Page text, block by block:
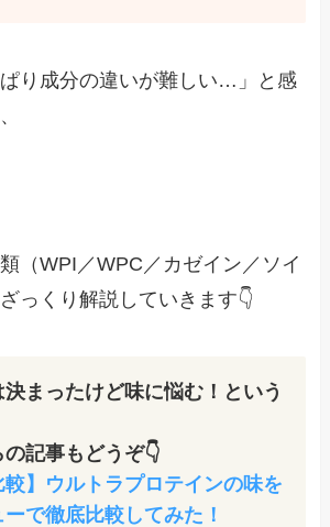
り成分の違いが難しい…」と感
（WPI／WPC／カゼイン／ソイ
っくり解説していきます👇
まったけど味に悩む！という
の記事もどうぞ👇
較】ウルトラプロテインの味を
ーで徹底比較してみた！